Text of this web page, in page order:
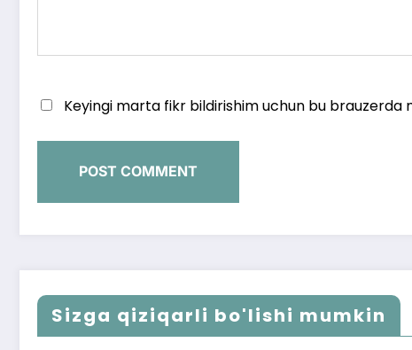
Keyingi marta fikr bildirishim uchun bu brauzerda
Sizga qiziqarli bo'lishi mumkin